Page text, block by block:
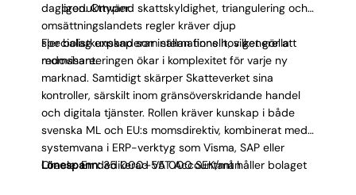
produkttyper.
dagligen. Omvänd skattskyldighet, triangulering och
omsättningslandets regler kräver djup
specialistkunskap som sällan finns hos generella
redovisare.
Fler bolag expanderar internationellt, vilket gör att
momshanteringen ökar i komplexitet för varje ny
marknad. Samtidigt skärper Skatteverket sina
kontroller, särskilt inom gränsöverskridande handel
och digitala tjänster. Rollen kräver kunskap i både
svenska ML och EU:s momsdirektiv, kombinerat med
systemvana i ERP-verktyg som Visma, SAP eller
Oracle. En dedikerad VAT Accountant håller bolaget
Lönespann:35 000–55 000 SEK/mån